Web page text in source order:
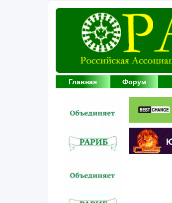
Главная Форум